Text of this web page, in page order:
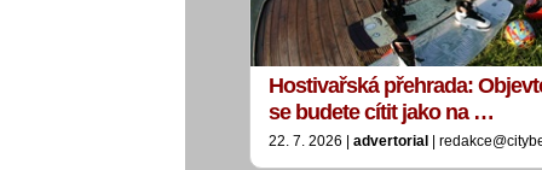
Hostivařská přehrada:
se budete cítit jako na …
22. 7. 2026 | advertorial |